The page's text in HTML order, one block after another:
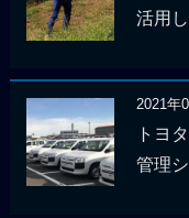
活用
2021年
トヨ
管理